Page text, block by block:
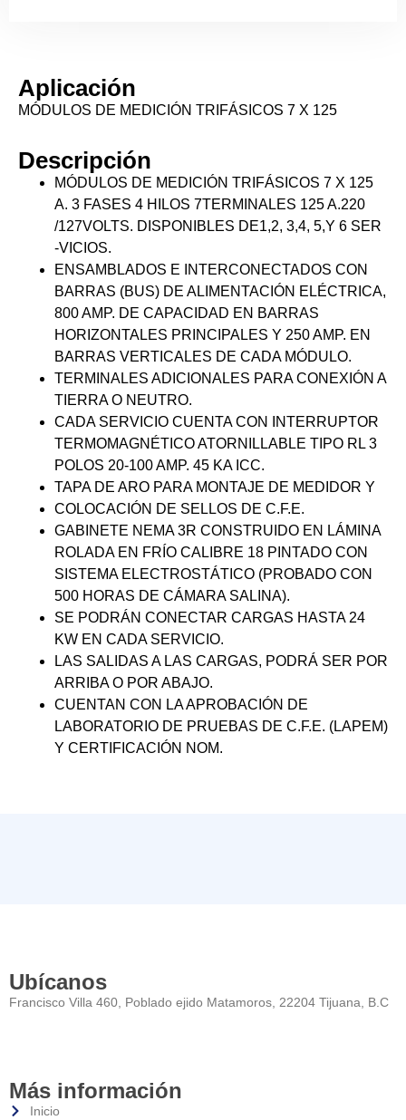
Aplicación
MÓDULOS DE MEDICIÓN TRIFÁSICOS 7 X 125
Descripción
MÓDULOS DE MEDICIÓN TRIFÁSICOS 7 X 125
A. 3 FASES 4 HILOS 7TERMINALES 125 A.220
/127VOLTS. DISPONIBLES DE1,2, 3,4, 5,Y 6 SER
-VICIOS.
ENSAMBLADOS E INTERCONECTADOS CON
BARRAS (BUS) DE ALIMENTACIÓN ELÉCTRICA,
800 AMP. DE CAPACIDAD EN BARRAS
HORIZONTALES PRINCIPALES Y 250 AMP. EN
BARRAS VERTICALES DE CADA MÓDULO.
TERMINALES ADICIONALES PARA CONEXIÓN A
TIERRA O NEUTRO.
CADA SERVICIO CUENTA CON INTERRUPTOR
TERMOMAGNÉTICO ATORNILLABLE TIPO RL 3
POLOS 20-100 AMP. 45 KA ICC.
TAPA DE ARO PARA MONTAJE DE MEDIDOR Y
COLOCACIÓN DE SELLOS DE C.F.E.
GABINETE NEMA 3R CONSTRUIDO EN LÁMINA
ROLADA EN FRÍO CALIBRE 18 PINTADO CON
SISTEMA ELECTROSTÁTICO (PROBADO CON
500 HORAS DE CÁMARA SALINA).
SE PODRÁN CONECTAR CARGAS HASTA 24
KW EN CADA SERVICIO.
LAS SALIDAS A LAS CARGAS, PODRÁ SER POR
ARRIBA O POR ABAJO.
CUENTAN CON LA APROBACIÓN DE
LABORATORIO DE PRUEBAS DE C.F.E. (LAPEM)
Y CERTIFICACIÓN NOM.
Ubícanos
Francisco Villa 460, Poblado ejido Matamoros, 22204 Tijuana, B.C
Más información
Inicio